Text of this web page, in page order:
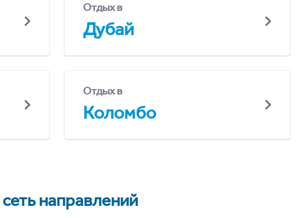
Отдых в
Дубай
Отдых в
Коломбо
направлений